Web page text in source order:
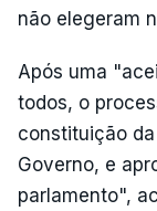
não elegeram
Após uma
todos, o
constituição
Governo, e
parlamento",